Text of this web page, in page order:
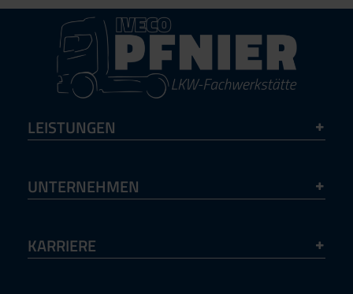
LEISTUNGEN
UNTERNEHMEN
KARRIERE